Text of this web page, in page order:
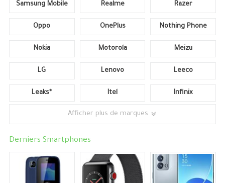
Samsung Mobile Realme Razer
Oppo OnePlus Nothing Phone
Nokia Motorola Meizu
LG Lenovo Leeco
Leaks* Itel Infinix
Afficher plus de marques
Derniers Smartphones